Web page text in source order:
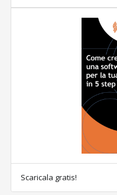
Scaricala gratis!